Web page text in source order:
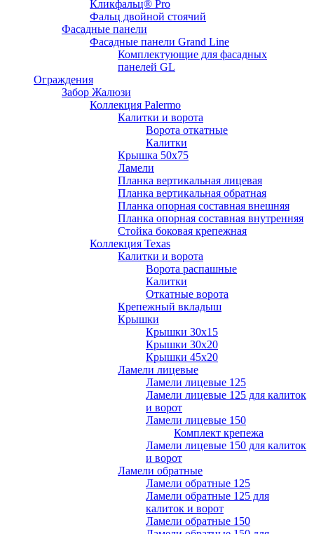
Кликфальц® Pro
Фальц двoйной стоячий
Фасадные панели
Фасадные панели Grand Line
Комплектующие для фасадных
панелей GL
Ограждения
Забор Жалюзи
Коллекция Palermo
Калитки и ворота
Ворота откатные
Калитки
Крышка 50х75
Ламели
Планка вертикальная лицевая
Планка вертикальная обратная
Планка опорная составная внешняя
Планка опорная составная внутренняя
Стойка боковая крепежная
Коллекция Texas
Калитки и ворота
Ворота распашные
Калитки
Откатные ворота
Крепежный вкладыш
Крышки
Крышки 30х15
Крышки 30х20
Крышки 45х20
Ламели лицевые
Ламели лицевые 125
Ламели лицевые 125 для калиток
и ворот
Ламели лицевые 150
Комплект крепежа
Ламели лицевые 150 для калиток
и ворот
Ламели обратные
Ламели обратные 125
Ламели обратные 125 для
калиток и ворот
Ламели обратные 150